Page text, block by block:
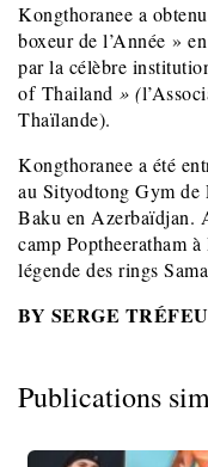
Kongthoranee a
boxeur de l’Année »
par la célèbre
of Thailand » (
Thaïlande).
Kongthoranee a été
au Sityodtong Gym de
Baku en Azerbaïdjan.
camp Poptheeratham
légende des rings
BY SERGE TRÉFEU
Publications